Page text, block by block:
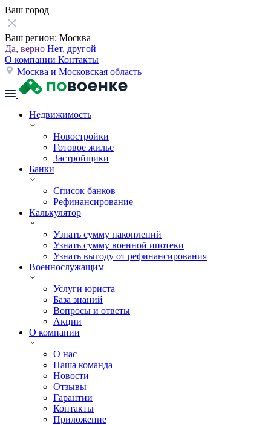
Ваш город
Ваш регион: Москва
Да, верно Нет, другой
О компании Контакты
Москва и Московская область
Недвижимость
Новостройки
Готовое жилье
Застройщики
Банки
Список банков
Рефинансирование
Калькулятор
Узнать сумму накоплений
Узнать сумму военной ипотеки
Узнать выгоду от рефинансирования
Военнослужащим
Услуги юриста
База знаний
Вопросы и ответы
Акции
О компании
О нас
Наша команда
Новости
Отзывы
Гарантии
Контакты
Приложение